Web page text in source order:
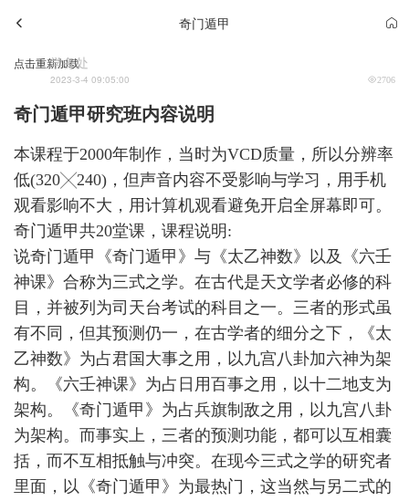
奇门遁甲
点击重新加载
学务处
2023-3-4 09:05:00 2706
奇门遁甲研究班内容说明
本课程于2000年制作，当时为VCD质量，所以分辨率
低(320╳240)，但声音内容不受影响与学习，用手机
观看影响不大，用计算机观看避免开启全屏幕即可。
奇门遁甲共20堂课，课程说明:
说奇门遁甲《奇门遁甲》与《太乙神数》以及《六壬
神课》合称为三式之学。在古代是天文学者必修的科
目，并被列为司天台考试的科目之一。三者的形式虽
有不同，但其预测仍一，在古学者的细分之下，《太
乙神数》为占君国大事之用，以九宫八卦加六神为架
构。《六壬神课》为占日用百事之用，以十二地支为
架构。《奇门遁甲》为占兵旗制敌之用，以九宫八卦
为架构。而事实上，三者的预测功能，都可以互相囊
括，而不互相抵触与冲突。在现今三式之学的研究者
里面，以《奇门遁甲》为最热门，这当然与另二式的